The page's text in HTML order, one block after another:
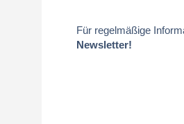
Für regelmäßige
Newsletter!